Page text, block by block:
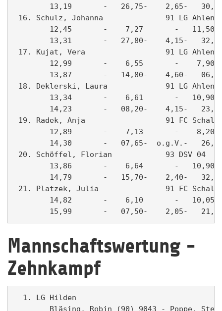
13,19       -   26,75-    2,65-
16. Schulz, Johanna              91 LG
12,45       -    7,27       -   11,50-
13,31       -   27,80-    4,15-
17. Kujat, Vera                  91 LG
12,99       -    6,55       -    7,90-
13,87       -   14,80-    4,60-
18. Deklerski, Laura             91 LG
13,34       -    6,61       -   10,90-
14,23       -   08,20-    4,15-
19. Radek, Anja                  91 FC
12,89       -    7,13       -    8,20-
14,30       -   07,65-  o.g.V.-
20. Schöffel, Florian            93 DSV
13,86       -    6,64       -   10,90-
14,79       -   15,70-    2,40-
21. Platzek, Julia               91 FC
14,82       -    6,10       -   10,05-
Mannschaftswertung -
Zehnkampf
1. LG Hilden
Bläsing, Robin (90) 9043 - Poppe,